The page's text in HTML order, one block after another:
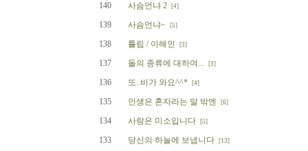
140 사슴언냐 2 [4]
139 사슴언냐~ [5]
138 튤립 / 이해인 [3]
137 돌의 종류에 대하여... [3]
136 또..비가 와요^^* [4]
135 인생은 혼자라는 말 밖엔 [6]
134 사랑은 미소입니다 [5]
133 당신의 하늘에 보냅니다 [13]